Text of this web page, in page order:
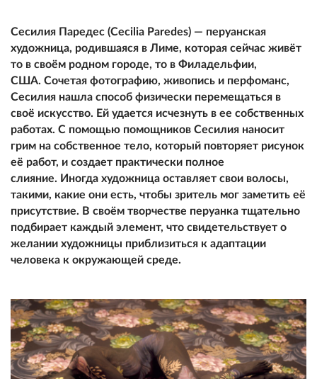
Сесилия Паредес (Cecilia Paredes) — перуанская
художница, родившаяся в Лиме, ​​которая сейчас живёт
то в своём родном городе, то в Филадельфии,
США. Сочетая фотографию, живопись и перфоманс,
Сесилия нашла способ физически перемещаться в
своё искусство. Ей удается исчезнуть в ее собственных
работах. С помощью помощников Сесилия наносит
грим на собственное тело, который повторяет рисунок
её работ, и создает практически полное
слияние. Иногда художница оставляет свои волосы,
такими, какие они есть, чтобы зритель мог заметить её
присутствие. В своём творчестве перуанка тщательно
подбирает каждый элемент, что свидетельствует о
желании художницы приблизиться к адаптации
человека к окружающей среде.